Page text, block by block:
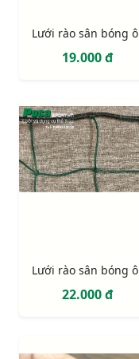
19.000 đ
22.000 đ